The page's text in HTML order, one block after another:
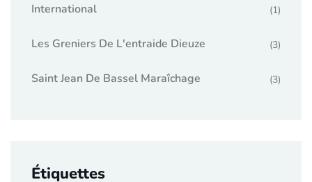
International (1)
Les Greniers De L'entraide Dieuze (3)
Saint Jean De Bassel Maraîchage (3)
Étiquettes